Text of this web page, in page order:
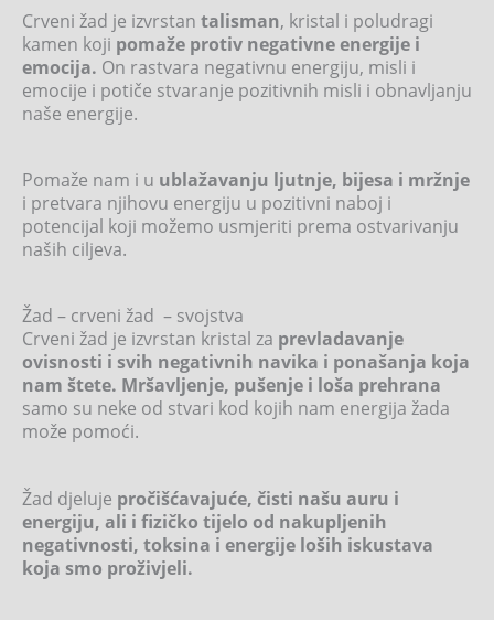
Crveni žad je izvrstan talisman, kristal i poludragi
kamen koji pomaže protiv negativne energije i
emocija. On rastvara negativnu energiju, misli i
emocije i potiče stvaranje pozitivnih misli i obnavljanju
naše energije.
Pomaže nam i u ublažavanju ljutnje, bijesa i mržnje
i pretvara njihovu energiju u pozitivni naboj i
potencijal koji možemo usmjeriti prema ostvarivanju
naših ciljeva.
Žad – crveni žad – svojstva
Crveni žad je izvrstan kristal za prevladavanje
ovisnosti i svih negativnih navika i ponašanja koja
nam štete. Mršavljenje, pušenje i loša prehrana
samo su neke od stvari kod kojih nam energija žada
može pomoći.
Žad djeluje pročišćavajuće, čisti našu auru i
energiju, ali i fizičko tijelo od nakupljenih
negativnosti, toksina i energije loših iskustava
koja smo proživjeli.